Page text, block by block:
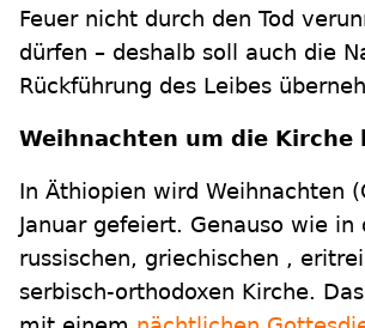
Feuer nicht durch den Tod
dürfen – deshalb soll auch die
Rückführung des Leibes
Weihnachten um die Kirche
In Äthiopien wird Weihnachten
Januar gefeiert. Genauso wie in
russischen, griechischen ,
serbisch-orthodoxen Kirche.